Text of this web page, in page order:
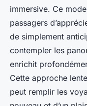
immersive. Ce
passagers
de simplement
contempler les
enrichit
Cette approche
peut remplir les